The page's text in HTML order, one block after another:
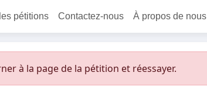
pétitions Contactez-nous À propos de nous
à la page de la pétition et réessayer.